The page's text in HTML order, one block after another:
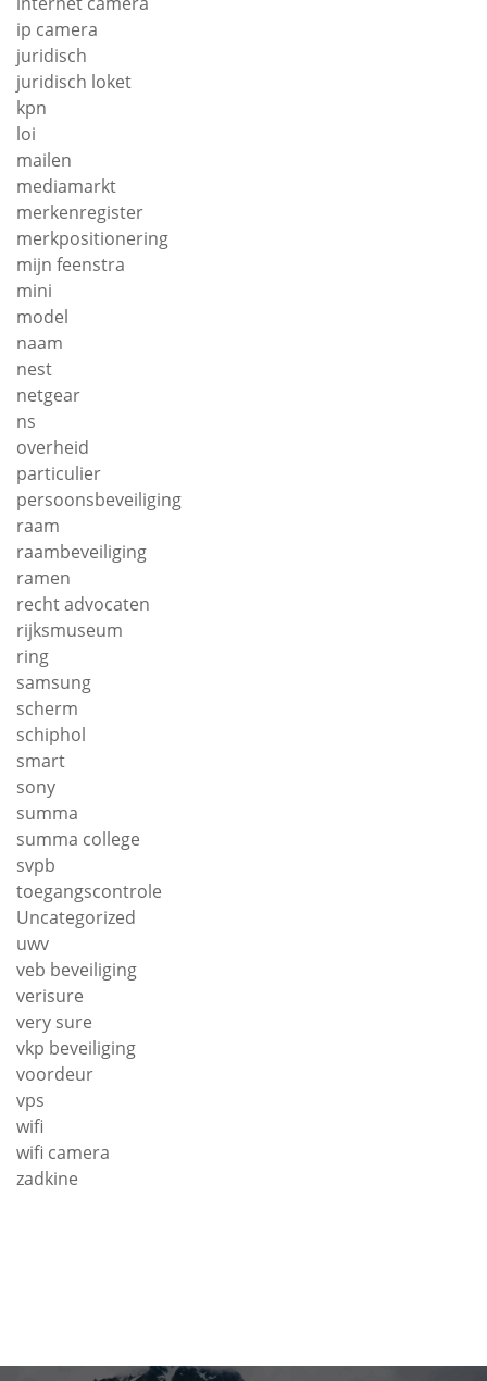
ip camera
juridisch
juridisch loket
kpn
loi
mailen
mediamarkt
merkenregister
merkpositionering
mijn feenstra
mini
model
naam
nest
netgear
ns
overheid
particulier
persoonsbeveiliging
raam
raambeveiliging
ramen
recht advocaten
rijksmuseum
ring
samsung
scherm
schiphol
smart
sony
summa
summa college
svpb
toegangscontrole
Uncategorized
uwv
veb beveiliging
verisure
very sure
vkp beveiliging
voordeur
vps
wifi
wifi camera
zadkine